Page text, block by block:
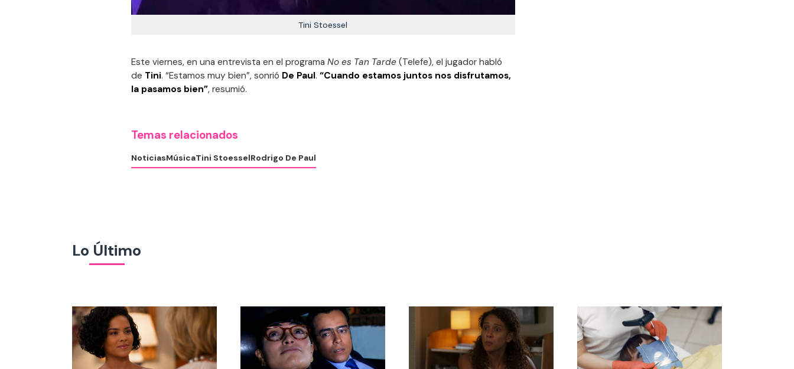
Tini Stoessel
Este viernes, en una entrevista en el programa No es Tan Tarde (Telefe), el jugador habló
de Tini. “Estamos muy bien”, sonrió De Paul. “Cuando estamos juntos nos disfrutamos,
la pasamos bien”, resumió.
Temas relacionados
NoticiasMúsicaTini StoesselRodrigo De Paul
Lo Último